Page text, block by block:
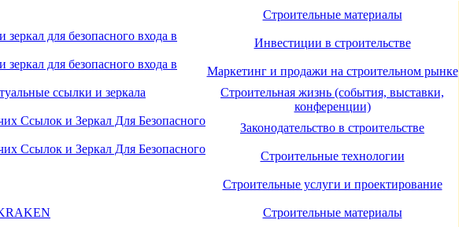
Строительные материалы
для безопасного входа в
Инвестиции в строительстве
для безопасного входа в
Маркетинг и продажи на строительном рынке
ссылки и зеркала
Строительная жизнь (события, выставки,
конференции)
Ссылок и Зеркал Для Безопасного
Законодательство в строительстве
Ссылок и Зеркал Для Безопасного
Строительные технологии
Строительные услуги и проектирование
Строительные материалы